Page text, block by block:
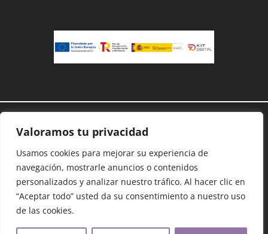
Valoramos tu privacidad
Usamos cookies para mejorar su experiencia de
navegación, mostrarle anuncios o contenidos
personalizados y analizar nuestro tráfico. Al hacer clic en
“Aceptar todo” usted da su consentimiento a nuestro uso
de las cookies.
Dona con Bizum:
09975
Copiar código
reservados©
Protección de datos–Cookies–Accesibilidad
Mapa Web